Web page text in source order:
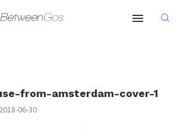
from-amsterdam-cover-1
2018-06-30